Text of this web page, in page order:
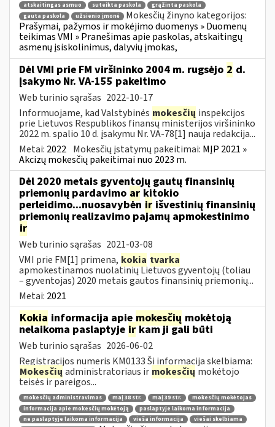
atskaitingas asmuo
suteikta paskola
grąžinta paskola
gauta paskola
užsienio įmonė
Mokesčių žinyno kategorijos:
Prašymai, pažymos ir mokėjimo duomenys » Duomenų
teikimas VMI » Pranešimas apie paskolas, atskaitingų
asmenų įsiskolinimus, dalyvių įmokas,
Dėl VMI prie FM viršininko 2004 m. rugsėjo 2 d.
įsakymo Nr. VA-155 pakeitimo
Web turinio sąrašas 2022-10-17
Informuojame, kad Valstybinės mokesčių inspekcijos
prie Lietuvos Respublikos finansų ministerijos viršininko
2022 m. spalio 10 d. įsakymu Nr. VA-78[1] nauja redakcija...
Metai: 2022 Mokesčių įstatymų pakeitimai: MĮP 2021 »
Akcizų mokesčių pakeitimai nuo 2023 m.
Dėl 2020 metais gyventojų gautų finansinių
priemonių pardavimo ar kitokio
perleidimo...nuosavybėn ir išvestinių finansinių
priemonių realizavimo pajamų apmokestinimo
ir
Web turinio sąrašas 2021-03-08
VMI prie FM[1] primena, kokia tvarka
apmokestinamos nuolatinių Lietuvos gyventojų (toliau
– gyventojas) 2020 metais gautos finansinių priemonių...
Metai: 2021
Kokia informacija apie mokesčių mokėtoją
nelaikoma paslaptyje irkam ji gali būti
Web turinio sąrašas 2026-06-02
Registracijos numeris KM0133 Ši informacija skelbiama:
Mokesčių administratoriaus ir mokesčių mokėtojo
teisės ir pareigos...
mokesčių administravimas maį 38 str. maį 39 str.
mokesčių mokėtojas
informacija apie mokesčių mokėtoją
paslaptyje laikoma informacija
ne paslaptyje laikoma informacija
vieša informacija
viešai skelbiama